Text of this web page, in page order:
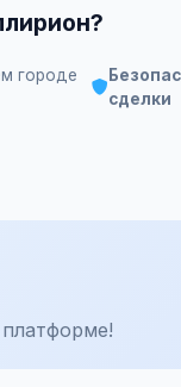
городе
сделки